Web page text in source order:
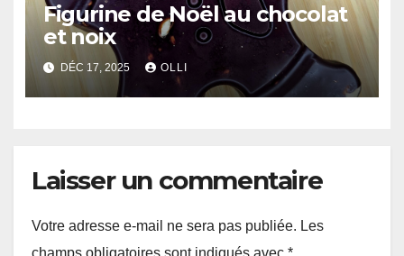
Figurine de Noël au chocolat
et noix
DÉC 17, 2025 OLLI
Laisser un commentaire
Votre adresse e-mail ne sera pas publiée. Les
champs obligatoires sont indiqués avec *